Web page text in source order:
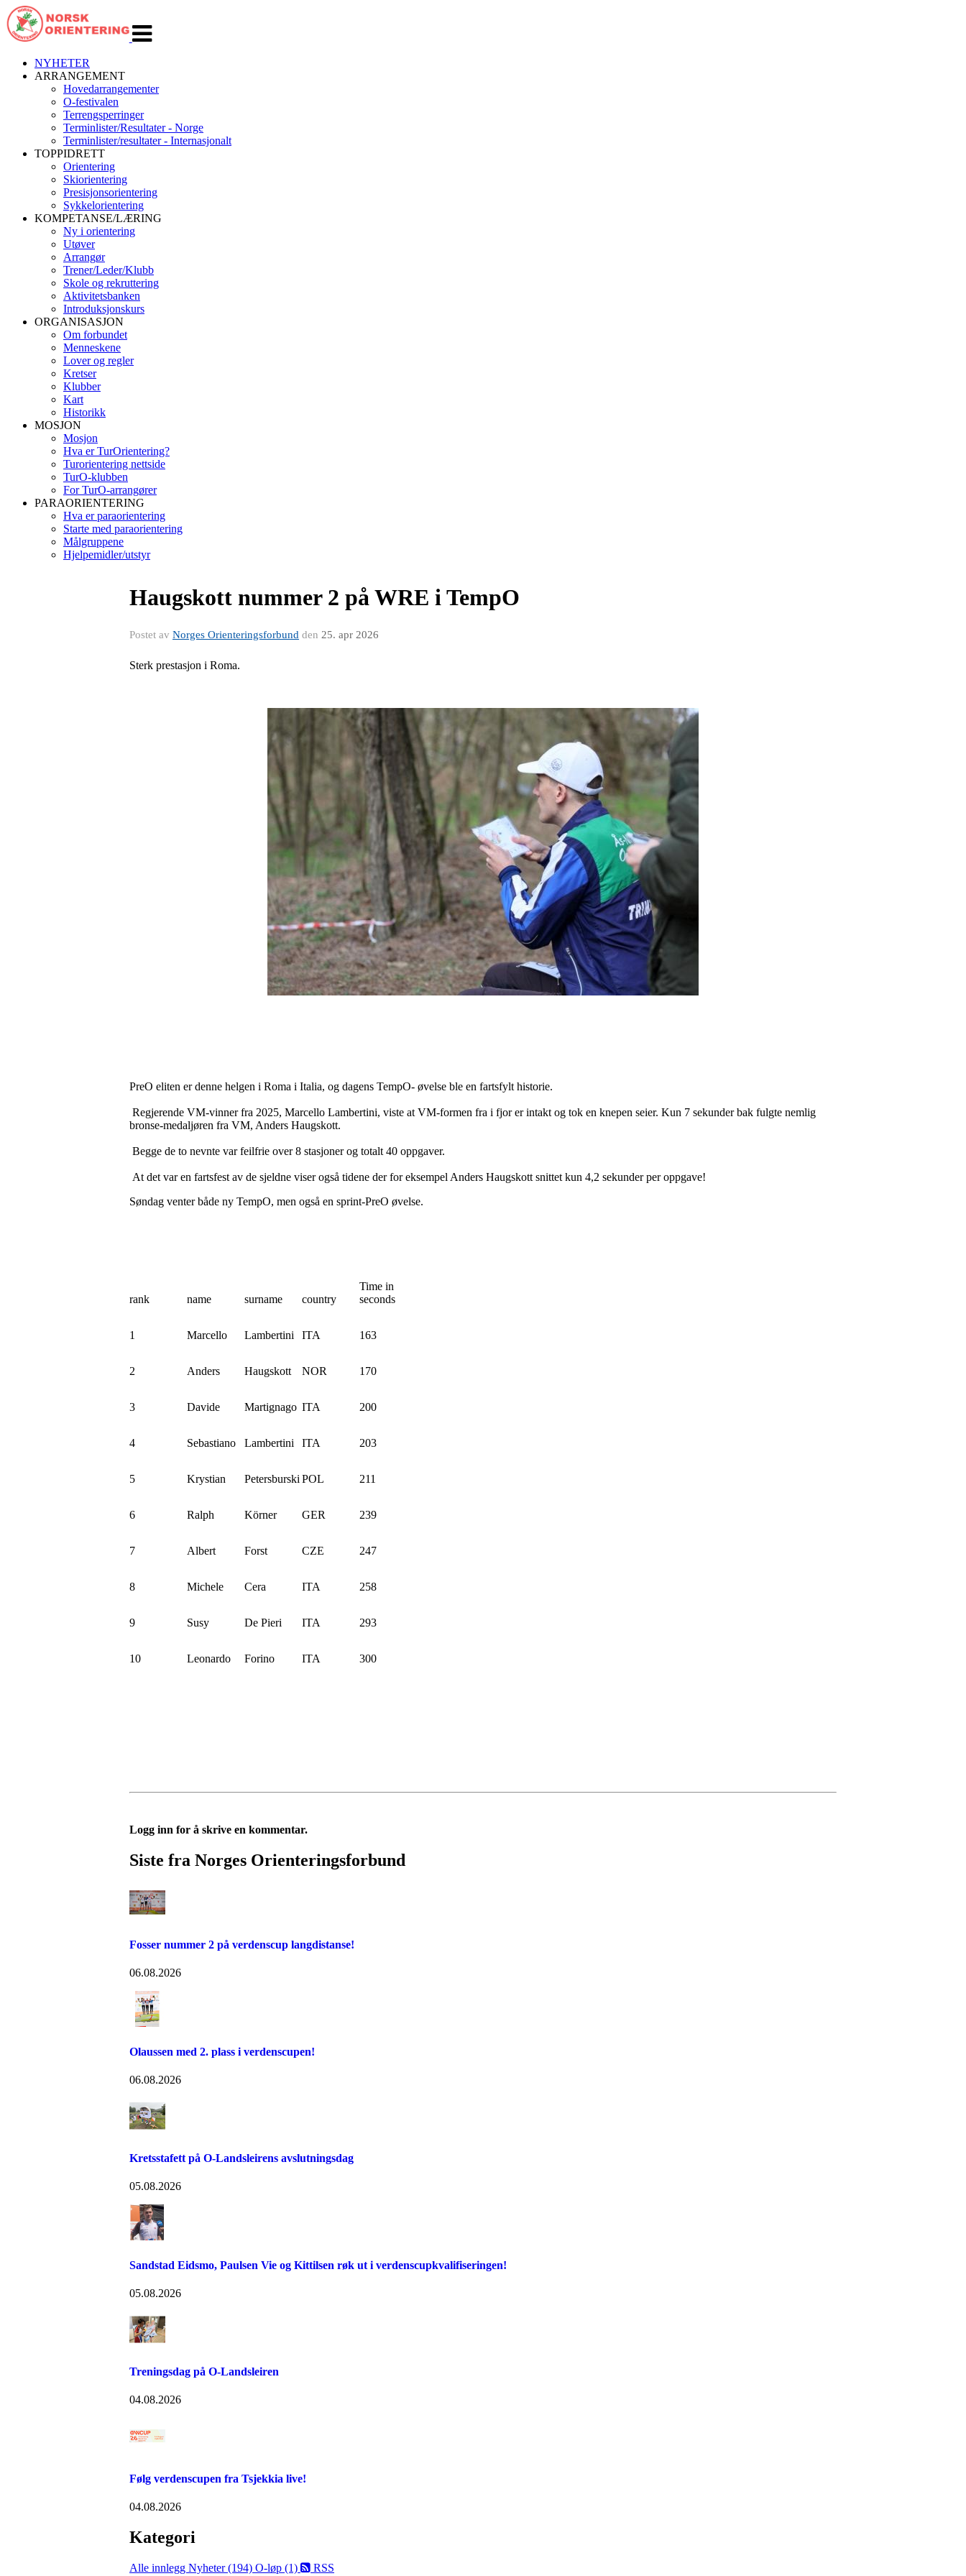
navigasjon
NYHETER
ARRANGEMENT
Hovedarrangementer
O-festivalen
Terrengsperringer
Terminlister/Resultater - Norge
Terminlister/resultater - Internasjonalt
TOPPIDRETT
Orientering
Skiorientering
Presisjonsorientering
Sykkelorientering
KOMPETANSE/LÆRING
Ny i orientering
Utøver
Arrangør
Trener/Leder/Klubb
Skole og rekruttering
Aktivitetsbanken
Introduksjonskurs
ORGANISASJON
Om forbundet
Menneskene
Lover og regler
Kretser
Klubber
Kart
Historikk
MOSJON
Mosjon
Hva er TurOrientering?
Turorientering nettside
TurO-klubben
For TurO-arrangører
PARAORIENTERING
Hva er paraorientering
Starte med paraorientering
Målgruppene
Hjelpemidler/utstyr
Haugskott nummer 2 på WRE i TempO
Postet av Norges Orienteringsforbund den 25. apr 2026
Sterk prestasjon i Roma.
PreO eliten er denne helgen i Roma i Italia, og dagens TempO- øvelse ble en fartsfylt historie.
Regjerende VM-vinner fra 2025, Marcello Lambertini, viste at VM-formen fra i fjor er intakt og tok en knepen seier. Kun 7 sekunder bak fulgte nemlig
bronse-medaljøren fra VM, Anders Haugskott.
Begge de to nevnte var feilfrie over 8 stasjoner og totalt 40 oppgaver.
At det var en fartsfest av de sjeldne viser også tidene der for eksempel Anders Haugskott snittet kun 4,2 sekunder per oppgave!
Søndag venter både ny TempO, men også en sprint-PreO øvelse.
rank name surname country
Time in
seconds
1 Marcello Lambertini ITA 163
2 Anders Haugskott NOR 170
3 Davide Martignago ITA 200
4 Sebastiano Lambertini ITA 203
5 Krystian Petersburski POL 211
6 Ralph Körner GER 239
7 Albert Forst CZE 247
8 Michele Cera ITA 258
9 Susy De Pieri ITA 293
10 Leonardo Forino ITA 300
Logg inn for å skrive en kommentar.
Siste fra Norges Orienteringsforbund
Fosser nummer 2 på verdenscup langdistanse!
06.08.2026
Olaussen med 2. plass i verdenscupen!
06.08.2026
Kretsstafett på O-Landsleirens avslutningsdag
05.08.2026
Sandstad Eidsmo, Paulsen Vie og Kittilsen røk ut i verdenscupkvalifiseringen!
05.08.2026
Treningsdag på O-Landsleiren
04.08.2026
Følg verdenscupen fra Tsjekkia live!
04.08.2026
Kategori
Alle innlegg Nyheter (194) O-løp (1) RSS